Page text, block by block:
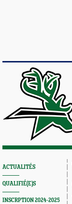
ACTUALITÉS
QUALIFIÉ(E)S
INSCRPTION 2024-2025